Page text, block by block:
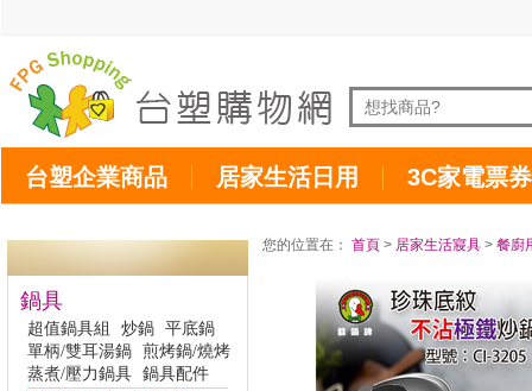
台塑企業商品 居家生活日用 3C家電票券
鍋具
超值鍋具組 炒鍋 平底鍋
單柄/雙耳湯鍋 煎烤鍋/燒烤
蒸煮/壓力鍋具 鍋具配件
您的位置在： 首頁 > 居家生活寢具 > 餐廚